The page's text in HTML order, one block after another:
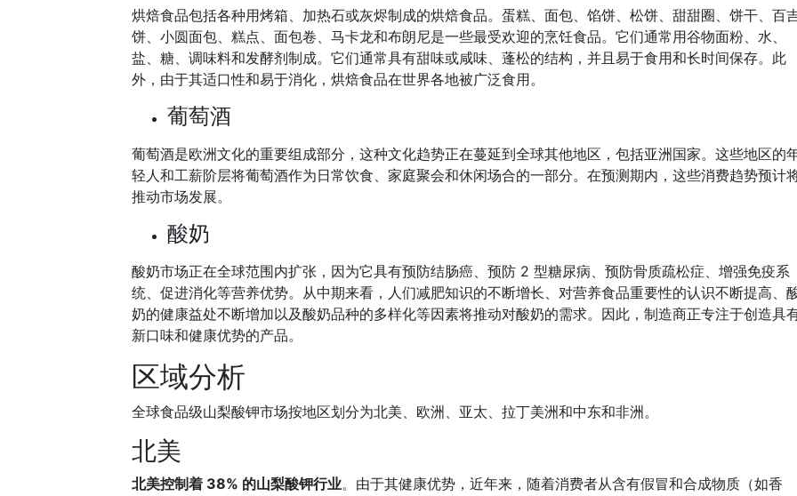
烘焙食品包括各种用烤箱、加热石或灰烬制成的烘焙食品。蛋糕、面包、馅饼、松饼、甜甜圈、饼干、百
饼、小圆面包、糕点、面包卷、马卡龙和布朗尼是一些最受欢迎的烹饪食品。它们通常用谷物面粉、水、
盐、糖、调味料和发酵剂制成。它们通常具有甜味或咸味、蓬松的结构，并且易于食用和长时间保存。此
外，由于其适口性和易于消化，烘焙食品在世界各地被广泛食用。
葡萄酒
葡萄酒是欧洲文化的重要组成部分，这种文化趋势正在蔓延到全球其他地区，包括亚洲国家。这些地区的
轻人和工薪阶层将葡萄酒作为日常饮食、家庭聚会和休闲场合的一部分。在预测期内，这些消费趋势预计
推动市场发展。
酸奶
酸奶市场正在全球范围内扩张，因为它具有预防结肠癌、预防 2 型糖尿病、预防骨质疏松症、增强免疫系
统、促进消化等营养优势。从中期来看，人们减肥知识的不断增长、对营养食品重要性的认识不断提高、
奶的健康益处不断增加以及酸奶品种的多样化等因素将推动对酸奶的需求。因此，制造商正专注于创造具
新口味和健康优势的产品。
区域分析
全球食品级山梨酸钾市场按地区划分为北美、欧洲、亚太、拉丁美洲和中东和非洲。
北美
北美控制着 38% 的山梨酸钾行业。由于其健康优势，近年来，随着消费者从含有假冒和合成物质（如香